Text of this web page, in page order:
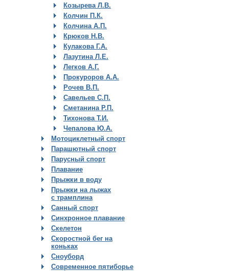
Козырева Л.В.
Колчин П.К.
Колчина А.П.
Крюков Н.В.
Кулакова Г.А.
Лазутина Л.Е.
Легков А.Г.
Прокуроров А.А.
Рочев В.П.
Савельев С.П.
Сметанина Р.П.
Тихонова Т.И.
Чепалова Ю.А.
Мотоциклетный спорт
Парашютный спорт
Парусный спорт
Плавание
Прыжки в воду
Прыжки на лыжах
с трамплина
Санный спорт
Синхронное плавание
Скелетон
Скоростной бег на
коньках
Сноуборд
Современное пятиборье